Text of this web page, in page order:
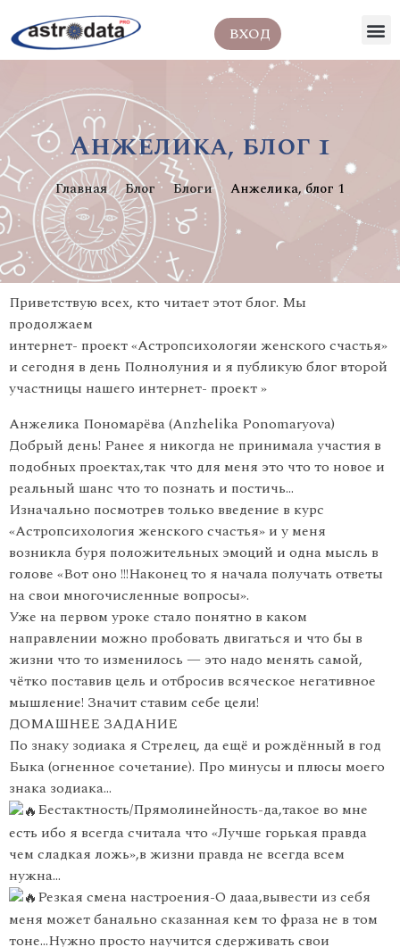
ВХОД
Анжелика, блог 1
Главная Блог Блоги Анжелика, блог 1
Приветствую всех, кто читает этот блог. Мы
продолжаем
интернет- проект «Астропсихологяи женского счастья»
и сегодня в день Полнолуния и я публикую блог второй
участницы нашего интернет- проект »
Анжелика Пономарёва (Anzhelika Ponomaryova)
Добрый день! Ранее я никогда не принимала участия в
подобных проектах,так что для меня это что то новое и
реальный шанс что то познать и постичь…
Изначально посмотрев только введение в курс
«Астропсихология женского счастья» и у меня
возникла буря положительных эмоций и одна мысль в
голове «Вот оно !!!Наконец то я начала получать ответы
на свои многочисленные вопросы».
Уже на первом уроке стало понятно в каком
направлении можно пробовать двигаться и что бы в
жизни что то изменилось — это надо менять самой,
чётко поставив цель и отбросив всяческое негативное
мышление! Значит ставим себе цели!
ДОМАШНЕЕ ЗАДАНИЕ
По знаку зодиака я Стрелец, да ещё и рождённый в год
Быка (огненное сочетание). Про минусы и плюсы моего
знака зодиака…
Бестактность/Прямолинейность-да,такое во мне
есть ибо я всегда считала что «Лучше горькая правда
чем сладкая ложь»,в жизни правда не всегда всем
нужна…
Резкая смена настроения-О дааа,вывести из себя
меня может банально сказанная кем то фраза не в том
тоне…Нужно просто научится сдерживать свои